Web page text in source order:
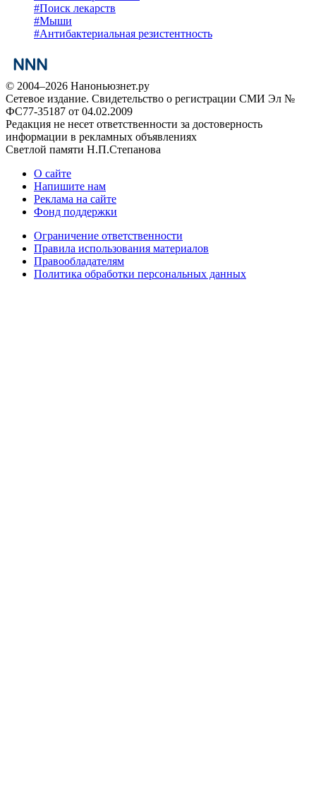
#Поиск лекарств
#Мыши
#Антибактериальная резистентность
© 2004–2026 Наноньюзнет.ру
Сетевое издание. Свидетельство о регистрации СМИ Эл №
ФС77-35187 от 04.02.2009
Редакция не несет ответственности за достоверность
информации в рекламных объявлениях
Светлой памяти Н.П.Степанова
О сайте
Напишите нам
Реклама на сайте
Фонд поддержки
Ограничение ответственности
Правила использования материалов
Правообладателям
Политика обработки персональных данных